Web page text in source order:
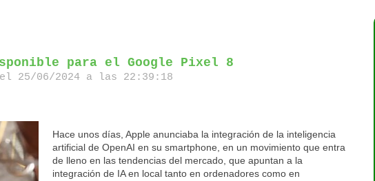
para el Google Pixel 8
25/06/2024 a las 22:39:18
Hace unos días, Apple anunciaba la integración de la inteligencia
artificial de OpenAI en su smartphone, en un movimiento que entra
de lleno en las tendencias del mercado, que apuntan a la
integración de IA en local tanto en ordenadores como en